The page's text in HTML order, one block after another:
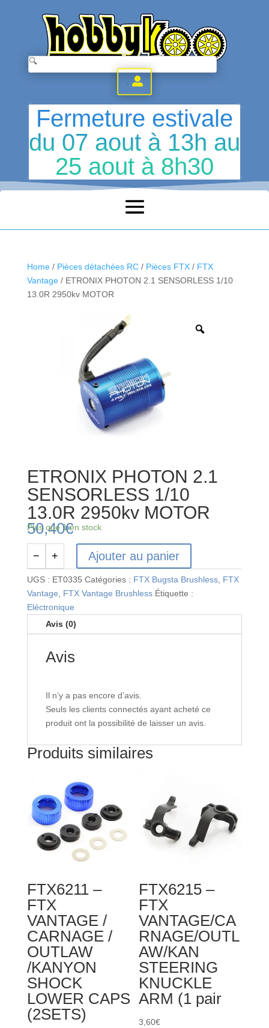
.
Fermeture estivale
du 07 aout à 13h au
25 aout à 8h30
Home/ Pièces détachées RC/ Pièces FTX/ FTX
Vantage/ ETRONIX PHOTON 2.1 SENSORLESS 1/10
13.0R 2950kv MOTOR
ETRONIX PHOTON 2.1
SENSORLESS 1/10
13.0R 2950kv MOTOR
50,40€
Plus que 1 en stock
de
ETRONIX
PHOTON
2.1
SENSORLESS
13.0R
− + Ajouter au panier
UGS : ET0335 Catégories : FTX Bugsta Brushless, FTX
Vantage, FTX Vantage Brushless Étiquette :
Eléctronique
Avis (0)
Avis
Il n’y a pas encore d’avis.
Seuls les clients connectés ayant acheté ce
produit ont la possibilité de laisser un avis.
Produits similaires
FTX6211 –
FTX
VANTAGE /
CARNAGE /
OUTLAW
/KANYON
SHOCK
LOWER CAPS
(2SETS)
FTX6215 –
FTX
VANTAGE/CA
RNAGE/OUTL
AW/KAN
STEERING
KNUCKLE
ARM (1 pair
3,60€